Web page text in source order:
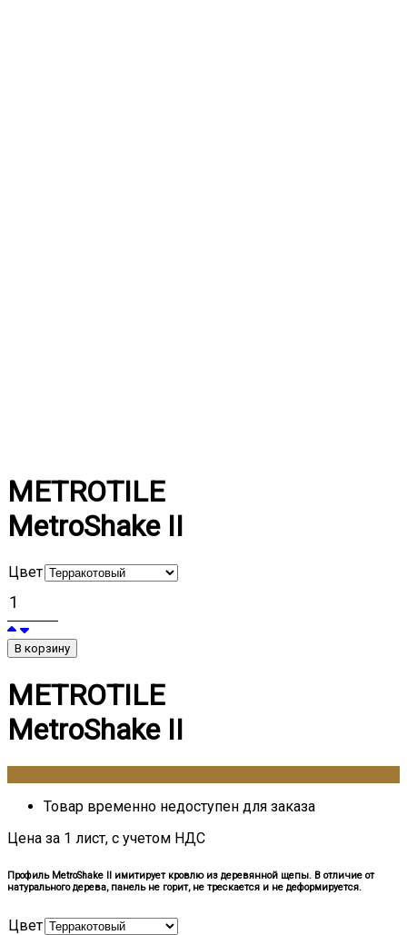
METROTILE
MetroShake II
Цвет
В корзину
METROTILE
MetroShake II
Товар временно недоступен для заказа
Цена за 1 лист, с учетом НДС
Профиль MetroShake II имитирует кровлю из деревянной щепы. В отличие от
натурального дерева, панель не горит, не трескается и не деформируется.
Цвет